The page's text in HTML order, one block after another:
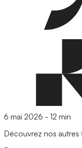
6 mai 2026 - 12 min
Découvrez nos autres